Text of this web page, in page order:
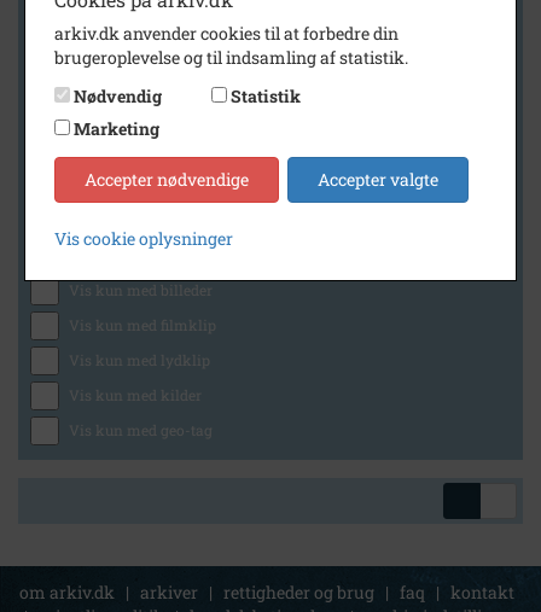
Arkiv
Faxe Kommunes Arkiver
Generelt
Vis kun med billeder
Vis kun med filmklip
Vis kun med lydklip
Vis kun med kilder
Vis kun med geo-tag
om arkiv.dk | arkiver | rettigheder og brug | faq | kontakt
arkiv.dk anvender cookies til at forbedre din
brugeroplevelse og til indsamling af statistik.
Nødvendig
Statistik
Marketing
Accepter nødvendige Accepter valgte
Vis cookie oplysninger